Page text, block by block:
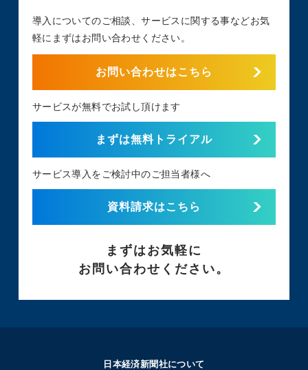
導入についてのご相談、サービスに関する事などお気
軽にまずはお問い合わせください。
お問い合わせはこちら
サービスが無料でお試し頂けます
まずは無料トライアル
サービス導入をご検討中のご担当者様へ
資料請求はこちら
まずはお気軽に
お問い合わせください。
日本経済新聞社について